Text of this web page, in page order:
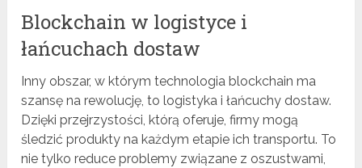
Blockchain w logistyce i
łańcuchach dostaw
Inny obszar, w którym technologia blockchain ma
szansę na rewolucję, to logistyka i łańcuchy dostaw.
Dzięki przejrzystości, którą oferuje, firmy mogą
śledzić produkty na każdym etapie ich transportu. To
nie tylko reduce problemy związane z oszustwami,